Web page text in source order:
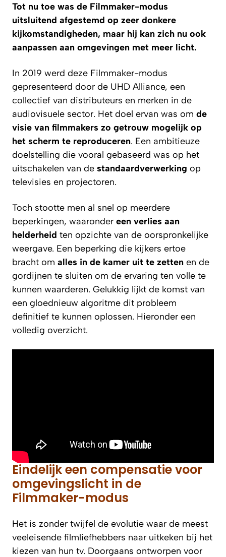
Tot nu toe was de Filmmaker-modus
uitsluitend afgestemd op zeer donkere
kijkomstandigheden, maar hij kan zich nu ook
aanpassen aan omgevingen met meer licht.
In 2019 werd deze Filmmaker-modus
gepresenteerd door de UHD Alliance, een
collectief van distributeurs en merken in de
audiovisuele sector. Het doel ervan was om de
visie van filmmakers zo getrouw mogelijk op
het scherm te reproduceren. Een ambitieuze
doelstelling die vooral gebaseerd was op het
uitschakelen van de standaardverwerking op
televisies en projectoren.
Toch stootte men al snel op meerdere
beperkingen, waaronder een verlies aan
helderheid ten opzichte van de oorspronkelijke
weergave. Een beperking die kijkers ertoe
bracht om alles in de kamer uit te zetten en de
gordijnen te sluiten om de ervaring ten volle te
kunnen waarderen. Gelukkig lijkt de komst van
een gloednieuw algoritme dit probleem
definitief te kunnen oplossen. Hieronder een
volledig overzicht.
Eindelijk een compensatie voor
omgevingslicht in de
Filmmaker-modus
Het is zonder twijfel de evolutie waar de meest
veeleisende filmliefhebbers naar uitkeken bij het
kiezen van hun tv. Doorgaans ontworpen voor